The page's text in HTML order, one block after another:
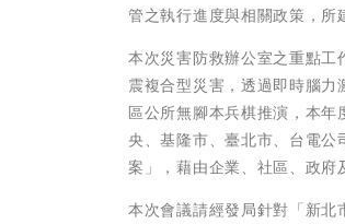
管之執行進度與相關政策，所
本次災害防救辦公室之重點工
震複合型災害，透過即時腦
區公所無腳本兵棋推演，本年
央、基隆市、臺北市、台電
案」，藉由企業、社區、政府
本次會議請經發局針對「新